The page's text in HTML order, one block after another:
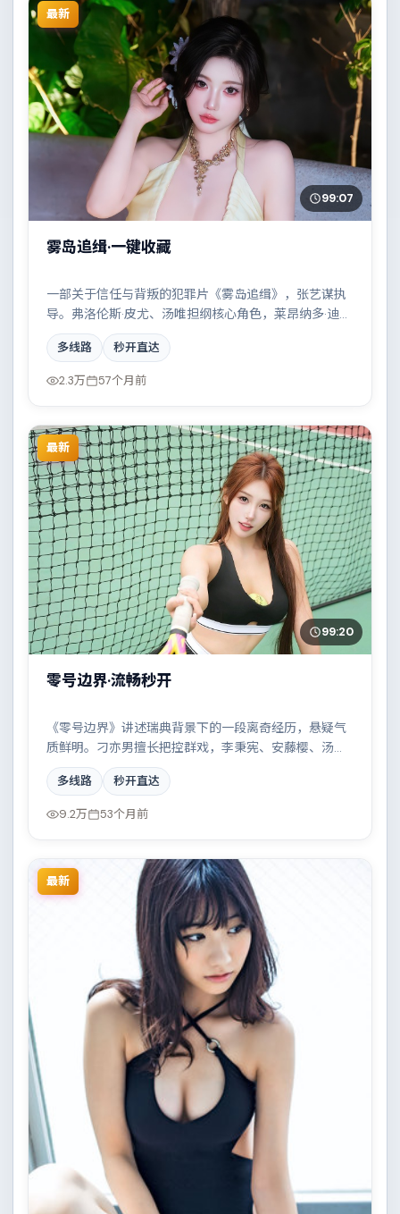
最新
99:07
雾岛追缉·一键收藏
一部关于信任与背叛的犯罪片《雾岛追缉》，张艺谋执
导。弗洛伦斯·皮尤、汤唯担纲核心角色，莱昂纳多·迪卡
普里奥等实力加盟，取景与班底多来自加拿大。都市霓
虹下的人性试炼与自我救赎。结尾留白耐人寻味。
多线路 秒开直达
2.3万 57个月前
最新
99:20
零号边界·流畅秒开
《零号边界》讲述瑞典背景下的一段离奇经历，悬疑气
质鲜明。刁亦男擅长把控群戏，李秉宪、安藤樱、汤唯
共同撑起复杂人物关系，都市霓虹下的人性试炼与自我
救赎。
多线路 秒开直达
9.2万 53个月前
最新